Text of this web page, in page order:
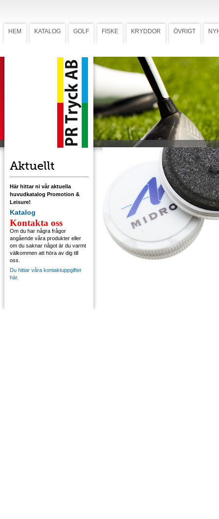
HEM KATALOG GOLF FISKE KRYDDOR ÖVRIGT
Aktuellt
Här hittar ni vår aktuella
huvudkatalog Promotion &
Leisure!
Katalog
Kontakta oss
Om du har några frågor
angående våra produkter eller
om du saknar något är du varmt
välkommen att höra av dig till
oss.
Du hittar våra kontaktuppgifter
här.
Skoputs
Se på dina golfskor – andra gör det!
putssvamp med putsmedel. Ø 55 mm, vit.
Ladda ner mall med tryckstorlek